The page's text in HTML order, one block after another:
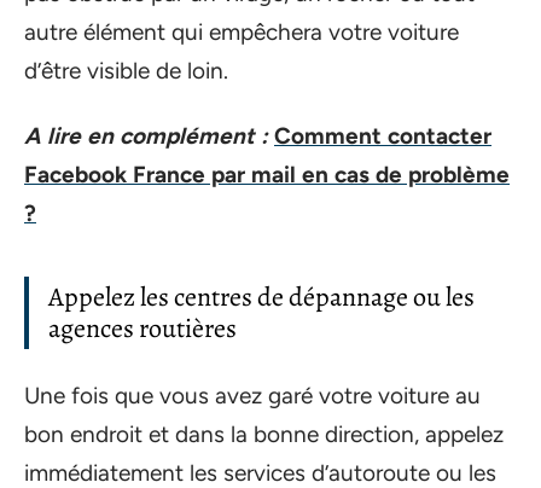
autre élément qui empêchera votre voiture
d’être visible de loin.
A lire en complément : Comment contacter
Facebook France par mail en cas de problème
?
Appelez les centres de dépannage ou les
agences routières
Une fois que vous avez garé votre voiture au
bon endroit et dans la bonne direction, appelez
immédiatement les services d’autoroute ou les